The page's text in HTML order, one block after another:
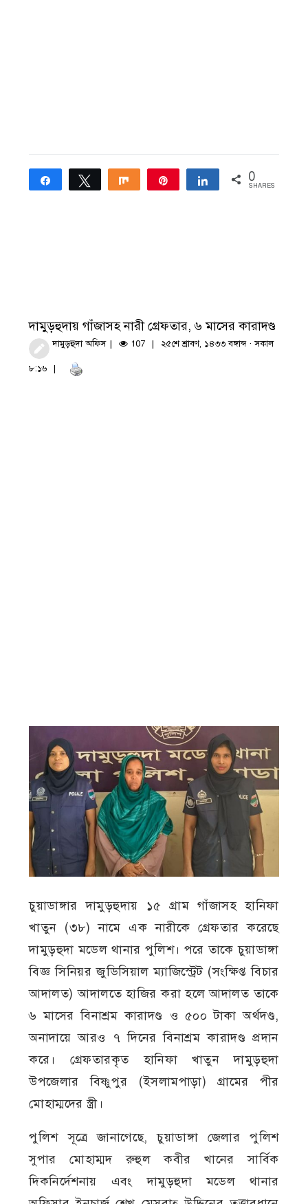
Share Tweet Share Share 0
SHARES
দামুড়হুদায় গাঁজাসহ নারী গ্রেফতার, ৬ মাসের কারাদণ্ড
দামুড়হুদা অফিস 107 ২৫শে শ্রাবণ, ১৪৩৩ বঙ্গাব্দ · সকাল
৮:১৬
চুয়াডাঙ্গার দামুড়হুদায় ১৫ গ্রাম গাঁজাসহ হানিফা
খাতুন (৩৮) নামে এক নারীকে গ্রেফতার করেছে
দামুড়হুদা মডেল থানার পুলিশ। পরে তাকে চুয়াডাঙ্গা
বিজ্ঞ সিনিয়র জুডিসিয়াল ম্যাজিস্ট্রেট (সংক্ষিপ্ত বিচার
আদালত) আদালতে হাজির করা হলে আদালত তাকে
৬ মাসের বিনাশ্রম কারাদণ্ড ও ৫০০ টাকা অর্থদণ্ড,
অনাদায়ে আরও ৭ দিনের বিনাশ্রম কারাদণ্ড প্রদান
করে। গ্রেফতারকৃত হানিফা খাতুন দামুড়হুদা
উপজেলার বিষ্ণুপুর (ইসলামপাড়া) গ্রামের পীর
মোহাম্মদের স্ত্রী।
পুলিশ সূত্রে জানাগেছে, চুয়াডাঙ্গা জেলার পুলিশ
সুপার মোহাম্মদ রুহুল কবীর খানের সার্বিক
দিকনির্দেশনায় এবং দামুড়হুদা মডেল থানার